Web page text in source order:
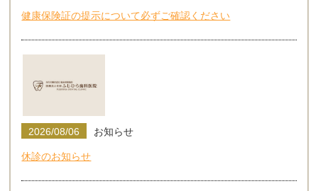
健康保険証の提示について必ずご確認ください
2026/08/06 お知らせ
休診のお知らせ